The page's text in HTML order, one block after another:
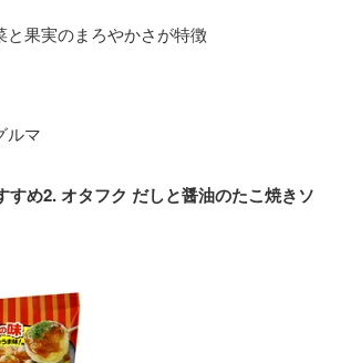
と果実のまろやかさが特徴
ルマ
すめ2. オタフク だしと醤油のたこ焼きソ